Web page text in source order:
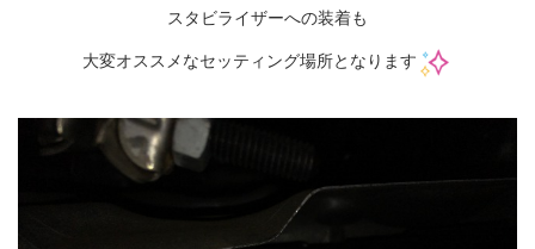
スタビライザーへの装着も
大変オススメなセッティング場所となります